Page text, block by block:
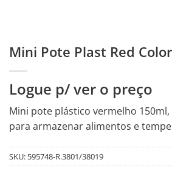
Mini Pote Plast Red
Logue p/ ver o preço
Mini pote plástico vermelho
para armazenar alimentos e
SKU: 595748-R.3801/38019